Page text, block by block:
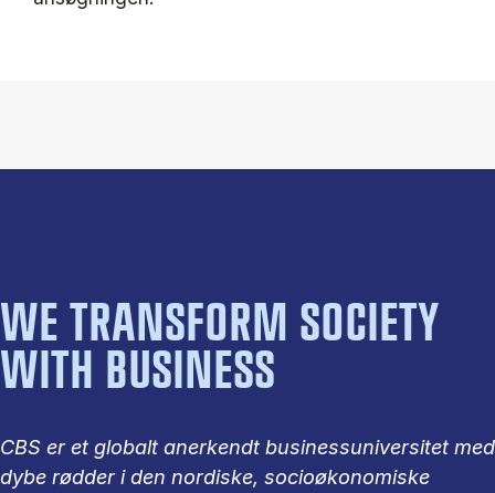
WE TRANSFORM SOCIETY
WITH BUSINESS
CBS er et globalt anerkendt businessuniversitet med
dybe rødder i den nordiske, socioøkonomiske